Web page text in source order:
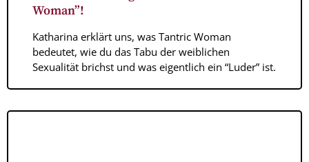
Woman”!
Katharina erklärt uns, was Tantric Woman
bedeutet, wie du das Tabu der weiblichen
Sexualität brichst und was eigentlich ein “Luder” ist.